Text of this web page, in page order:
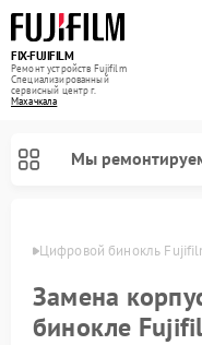
FIX-FUJIFILM
Ремонт устройств Fujifilm
Специализированный
cервисный центр г.
Махачкала
Мы
Цифровой бинокль
Замена
бинокле